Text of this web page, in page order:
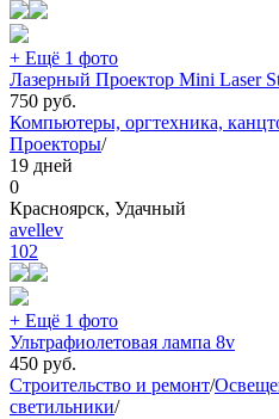
+ Ещё 1 фото
Лазерный Проектор Mini Laser
750 руб.
Компьютеры, оргтехника,
Проекторы/
19 дней
0
Красноярск, Удачный
avellev
102
+ Ещё 1 фото
Ультрафиолетовая лампа 8v
450 руб.
Строительство и ремонт/
светильники/